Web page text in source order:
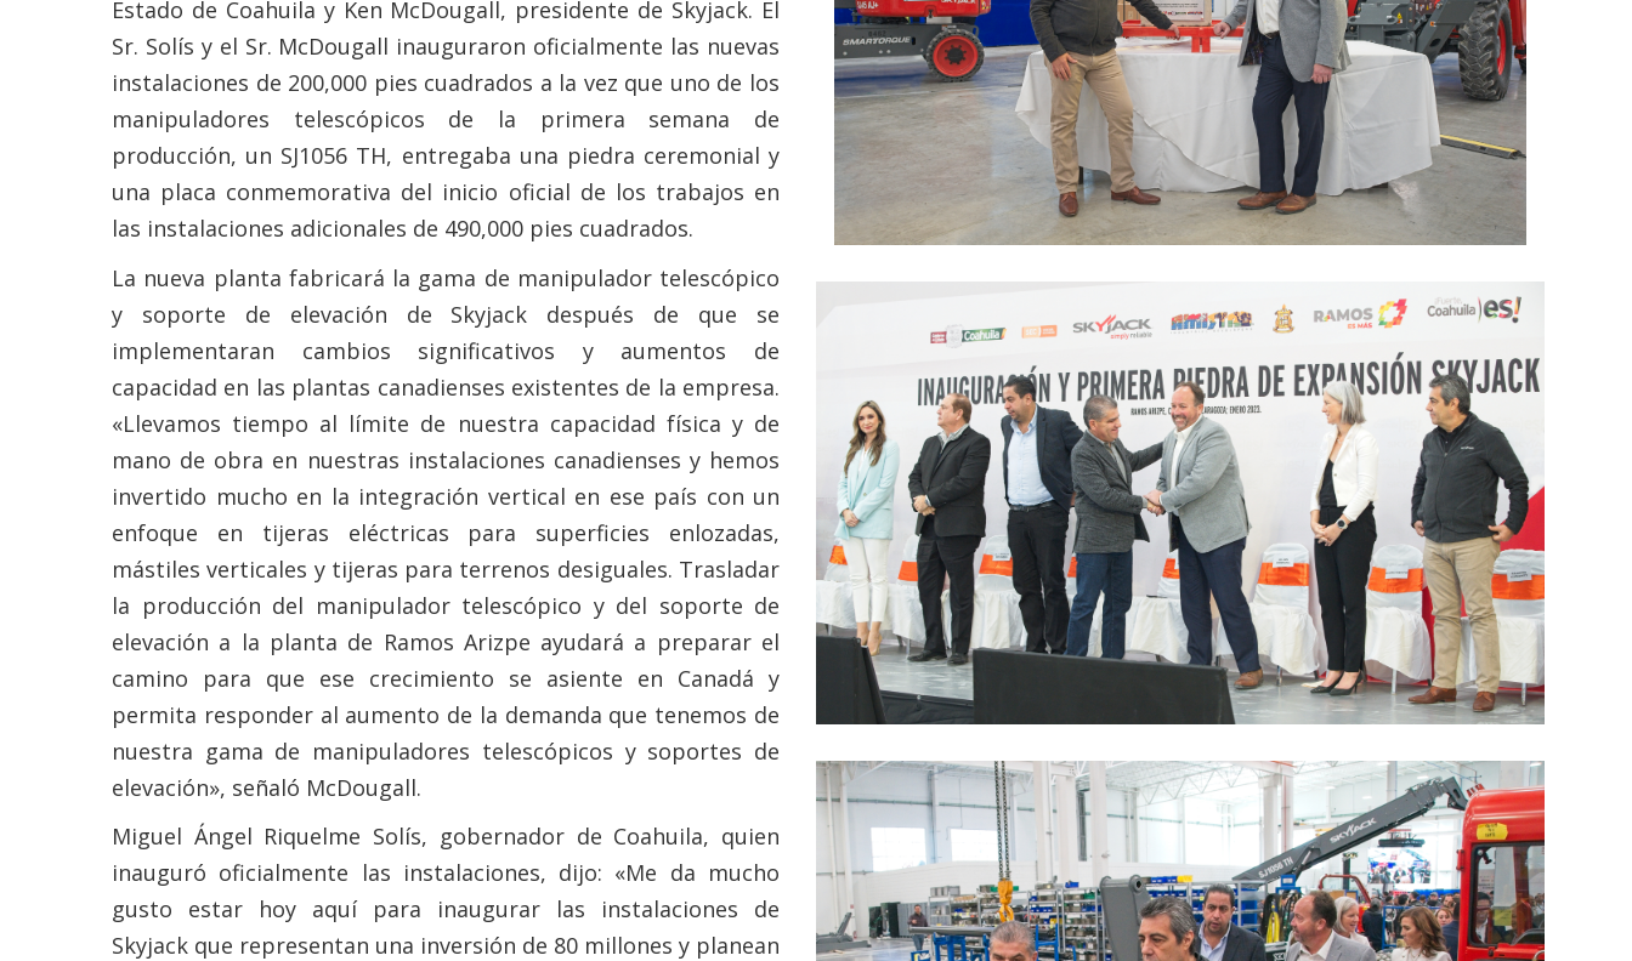
Estado de Coahuila y Ken McDougall, presidente de Skyjack. El
Sr. Solís y el Sr. McDougall inauguraron oficialmente las nuevas
instalaciones de 200,000 pies cuadrados a la vez que uno de los
manipuladores telescópicos de la primera semana de
producción, un SJ1056 TH, entregaba una piedra ceremonial y
una placa conmemorativa del inicio oficial de los trabajos en
las instalaciones adicionales de 490,000 pies cuadrados.
La nueva planta fabricará la gama de manipulador telescópico
y soporte de elevación de Skyjack después de que se
implementaran cambios significativos y aumentos de
capacidad en las plantas canadienses existentes de la empresa.
«Llevamos tiempo al límite de nuestra capacidad física y de
mano de obra en nuestras instalaciones canadienses y hemos
invertido mucho en la integración vertical en ese país con un
enfoque en tijeras eléctricas para superficies enlozadas,
mástiles verticales y tijeras para terrenos desiguales. Trasladar
la producción del manipulador telescópico y del soporte de
elevación a la planta de Ramos Arizpe ayudará a preparar el
camino para que ese crecimiento se asiente en Canadá y
permita responder al aumento de la demanda que tenemos de
nuestra gama de manipuladores telescópicos y soportes de
elevación», señaló McDougall.
Miguel Ángel Riquelme Solís, gobernador de Coahuila, quien
inauguró oficialmente las instalaciones, dijo: «Me da mucho
gusto estar hoy aquí para inaugurar las instalaciones de
Skyjack que representan una inversión de 80 millones y planean